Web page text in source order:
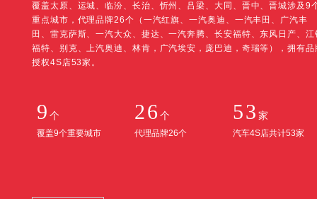
08-08/2026
2026年小店区购车发票抽奖活动盛大
300万元奖金、2200个中奖名额点燃汽车消费热情
覆盖太原、运城、临汾、长治、忻州、吕梁、大同、晋中、晋城涉及9
重点城市，代理品牌26个（一汽红旗、一汽奥迪、一汽丰田、广汽丰
田、雷克萨斯、一汽大众、捷达、一汽奔腾、长安福特、东风日产、江
福特、别克、上汽奥迪、林肯，广汽埃安，庞巴迪，奇瑞等），拥有品
授权4S店53家。
9 个
覆盖9个重要城市
26个
代理品牌26个
53 家
汽车4S店共计53家